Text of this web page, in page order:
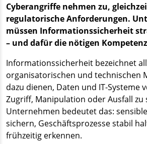
Cyberangriffe nehmen zu,
regulatorische Anforderungen.
müssen Informationssicherheit
– und dafür die nötigen
Informationssicherheit bezeichnet
organisatorischen und technischen
dazu dienen, Daten und IT-Systeme
Zugriff, Manipulation oder Ausfall zu
Unternehmen bedeutet das:
sichern, Geschäftsprozesse stabil
frühzeitig erkennen.